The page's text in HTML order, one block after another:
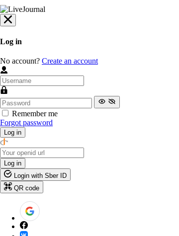
Log in
No account? Create an account
Remember me
Forgot password
Log in
Log in
Login with Sber ID
QR code